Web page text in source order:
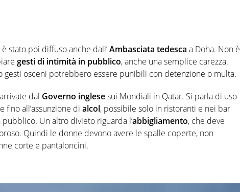
stato poi diffuso anche dall’Ambasciata tedesca a Doha. Non è
gesti di intimità in pubblico, anche una semplice carezza.
gesti osceni potrebbero essere punibili con detenzione o multa.
dal Governo inglesesui Mondiali in Qatar. Si parla di uso
all’assunzione di alcol, possibile solo in ristoranti e nei bar
Un altro divieto riguarda l’abbigliamento, che deve
Quindi le donne devono avere le spalle coperte, non
corte e pantaloncini.